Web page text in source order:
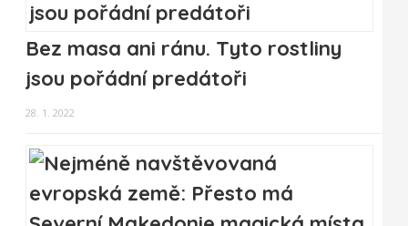
Bez masa ani ránu. Tyto rostliny
jsou pořádní predátoři
28. 1. 2022